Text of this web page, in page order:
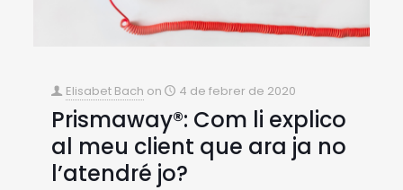
Elisabet Bach on 4 de febrer de 2020
Prismaway®: Com li explico
al meu client que ara ja no
l’atendré jo?